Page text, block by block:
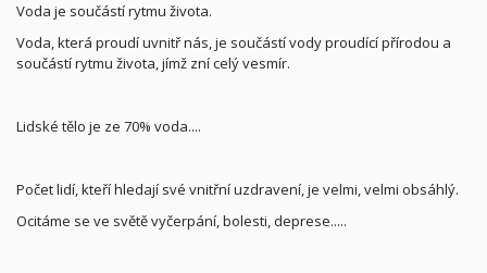
Voda je součástí rytmu života.
Voda, která proudí uvnitř nás, je součástí vody proudící přírodou a
součástí rytmu života, jímž zní celý vesmír.
Lidské tělo je ze 70% voda....
Počet lidí, kteří hledají své vnitřní uzdravení, je velmi, velmi obsáhlý.
Ocitáme se ve světě vyčerpání, bolesti, deprese.....